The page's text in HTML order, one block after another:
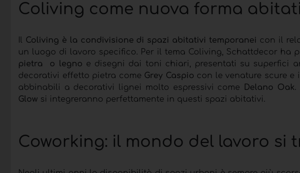
Coliving come nuova forma
Il Coliving è la condivisione di spazi abitativi temporanei con il
un luogo di lavoro specifico. Per il tema Coliving, Schattdecor ha
pietra o legno e disegni dai toni chiari, presentati su superfici
decorativi effetto pietra come Grey Caspio con le venature scure
abbinabili a decorativi lignei molto espressivi come
Delano Oak.
Glow si integreranno perfettamente in questi spazi abitativi.
Coworking: il mondo del lavoro si